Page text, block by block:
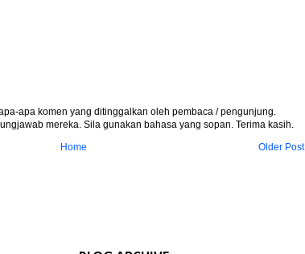
apa komen yang ditinggalkan oleh pembaca / pengunjung.
mereka. Sila gunakan bahasa yang sopan. Terima kasih.
Older Post
Home